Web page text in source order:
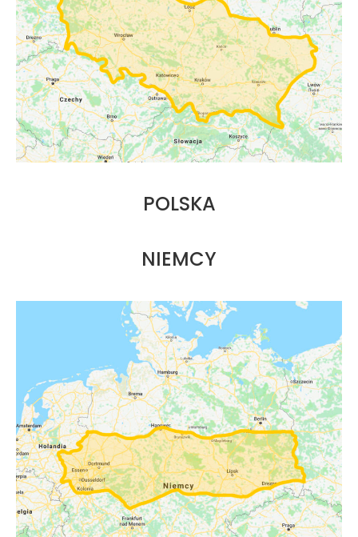
POLSKA
NIEMCY